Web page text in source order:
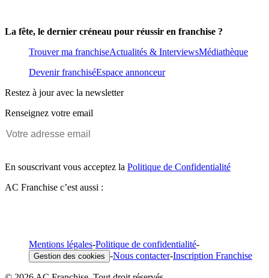
La fête, le dernier créneau pour réussir en franchise ?
Trouver ma franchiseActualités & InterviewsMédiathèque
Devenir franchiséEspace annonceur
Restez à jour avec la newsletter
Renseignez votre email
En souscrivant vous acceptez la Politique de Confidentialité
AC Franchise c’est aussi :
Mentions légales-Politique de confidentialité-
Gestion des cookies -Nous contacter-Inscription Franchise